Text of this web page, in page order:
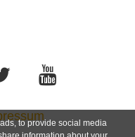
to provide social media